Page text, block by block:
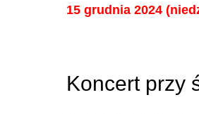
15 grudnia 2024
Koncert przy